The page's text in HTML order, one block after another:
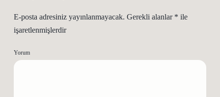
E-posta adresiniz yayınlanmayacak. Gerekli alanlar * ile
işaretlenmişlerdir
Yorum